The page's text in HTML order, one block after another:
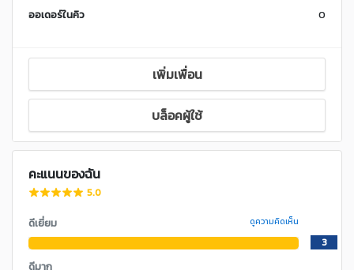
ออเดอร์ในคิว 0
เพิ่มเพื่อน
บล็อคผู้ใช้
คะแนนของฉัน
5.0
ดีเยี่ยม ดูความคิดเห็น
3
ดีมาก